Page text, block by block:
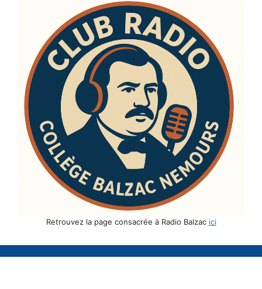
Retrouvez la page consacrée à Radio Balzac ici